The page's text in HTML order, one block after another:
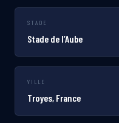
STADE
Stade de l’Aube
VILLE
Troyes, France